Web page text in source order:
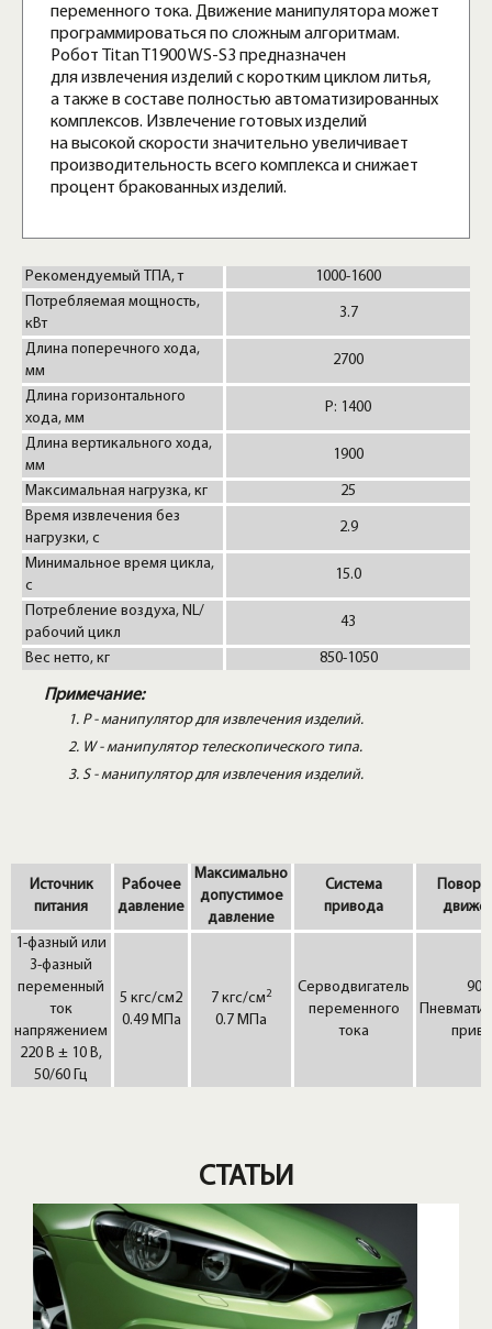
переменного тока. Движение манипулятора может
программироваться по сложным алгоритмам.
Робот Titan T1900 WS-S3 предназначен
для извлечения изделий с коротким циклом литья,
а также в составе полностью автоматизированных
комплексов. Извлечение готовых изделий
на высокой скорости значительно увеличивает
производительность всего комплекса и снижает
процент бракованных изделий.
Рекомендуемый ТПА, т
1000-1600
Потребляемая мощность,
кВт
3.7
Длина поперечного хода,
мм
2700
Длина горизонтального
хода, мм
P: 1400
Длина вертикального хода,
мм
1900
Максимальная нагрузка, кг
25
Время извлечения без
нагрузки, с
2.9
Минимальное время цикла,
с
15.0
Потребление воздуха, NL/
рабочий цикл
43
Вес нетто, кг 850-1050
Примечание:
P - манипулятор для извлечения изделий.
W - манипулятор телескопического типа.
S - манипулятор для извлечения изделий.
Источник
питания
Рабочее
давление
Максимально
допустимое
давление
Система
привода
1-фазный или
3-фазный
переменный
ток
напряжением
220 В ± 10 В,
50/60 Гц
5 кгс/см2
0.49 МПа
7 кгс/см2
0.7 МПа
Серводвигатель
переменного
тока
90
СТАТЬИ